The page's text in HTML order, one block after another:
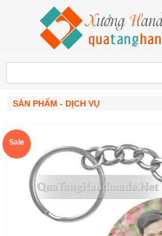
SẢN PHẨM - DỊCH VỤ
Sale